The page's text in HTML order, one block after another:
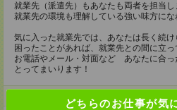
どちらのお仕事が気
就業先（派遣先）もあなたも両者を担当し
就業先の環境も理解している強い味方にな
気に入った就業先では、あなたは長く続け
困ったことがあれば、就業先との間に立
お電話やメール・対面など あなたに合っ
とってまいります！
登録について